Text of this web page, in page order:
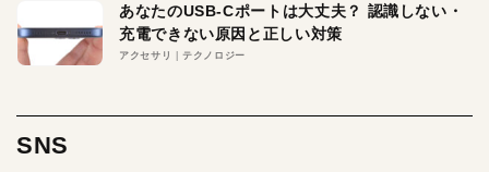
あなたのUSB-Cポートは大丈夫？ 認識しない・
充電できない原因と正しい対策
アクセサリ テクノロジー
SNS